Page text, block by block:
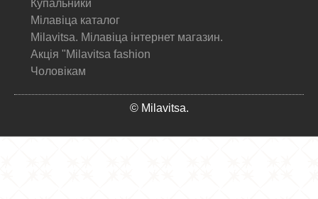
Купальники
Мілавіца каталог
Milavitsa. Мілавіца інтернет магазин.
Акція "Milavitsa fashion
Чоловікам
© Milavitsa.